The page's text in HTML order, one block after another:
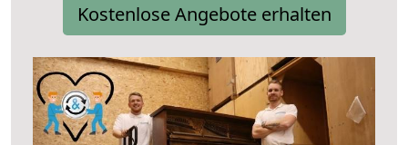
Kostenlose Angebote erhalten